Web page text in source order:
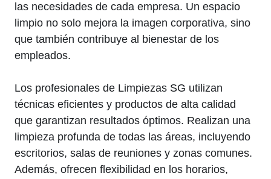
las necesidades de cada empresa. Un espacio
limpio no solo mejora la imagen corporativa, sino
que también contribuye al bienestar de los
empleados.
Los profesionales de Limpiezas SG utilizan
técnicas eficientes y productos de alta calidad
que garantizan resultados óptimos. Realizan una
limpieza profunda de todas las áreas, incluyendo
escritorios, salas de reuniones y zonas comunes.
Además, ofrecen flexibilidad en los horarios,